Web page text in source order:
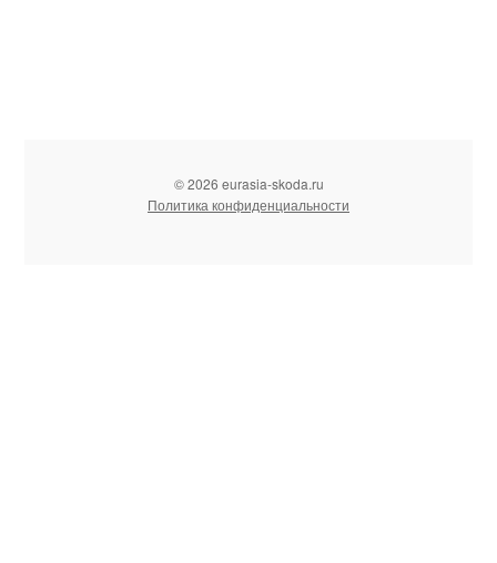
© 2026 eurasia-skoda.ru
Политика конфиденциальности